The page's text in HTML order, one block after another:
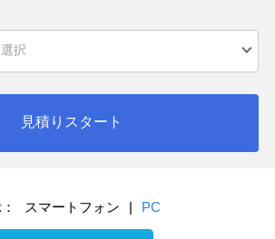
見積りスタート
スマートフォン | PC